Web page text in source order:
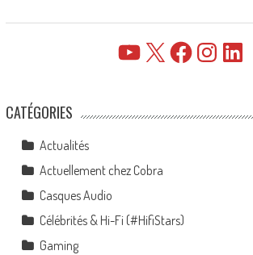
YouTube FacebookInstagramLinkedIn
CATÉGORIES
Actualités
Actuellement chez Cobra
Casques Audio
Célébrités & Hi-Fi (#HifiStars)
Gaming